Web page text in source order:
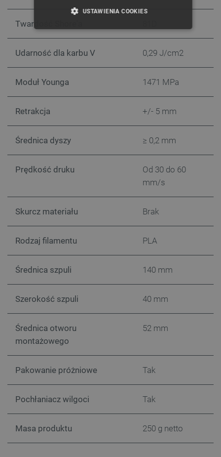
Twardość Shore'a
Udarność dla karbu V 0,29 J/cm2
Moduł Younga 1471 MPa
Retrakcja +/- 5 mm
Średnica dyszy ≥ 0,2 mm
Prędkość druku
Od 30 do 60
mm/s
Skurcz materiału Brak
Rodzaj filamentu PLA
Średnica szpuli 140 mm
Szerokość szpuli 40 mm
Średnica otworu
montażowego
52 mm
Pakowanie próżniowe Tak
Pochłaniacz wilgoci Tak
Masa produktu 250 g netto
USTAWIENIA COOKIES
TARGETOWANIE
FUNKCJONALNOŚĆ
Niezbędne Wydajność Targetowanie
podstawowych funkcji strony internetowej, takich
jak logowanie użytkownika i zarządzanie kontem.
Bez niezbędnych plików cookie nie można
Nazwa
PrestaShop-[abcdef0123456789]{32} .botland.com.pl
_lb
VISITOR_PRIVACY_METADATA
Polityce prywatności Google